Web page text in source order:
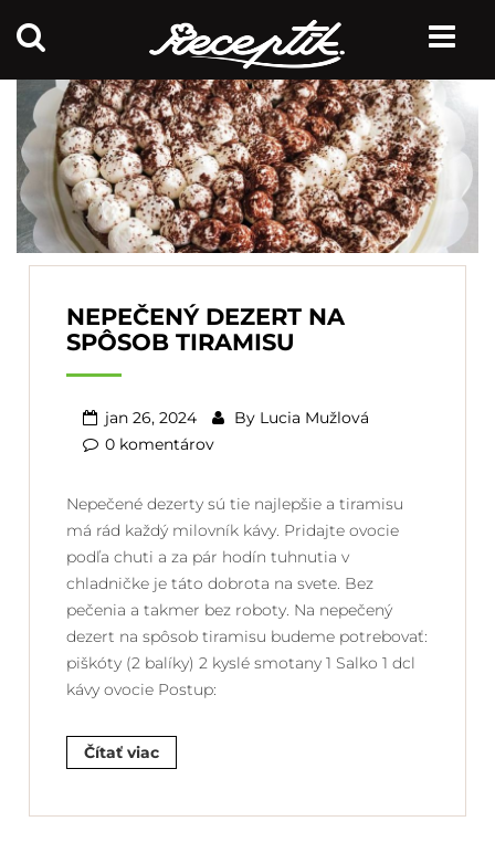
NEPEČENÝ DEZERT NA
SPÔSOB TIRAMISU
jan 26, 2024 By Lucia Mužlová
0 komentárov
Nepečené dezerty sú tie najlepšie a tiramisu
má rád každý milovník kávy. Pridajte ovocie
podľa chuti a za pár hodín tuhnutia v
chladničke je táto dobrota na svete. Bez
pečenia a takmer bez roboty. Na nepečený
dezert na spôsob tiramisu budeme potrebovať:
piškóty (2 balíky) 2 kyslé smotany 1 Salko 1 dcl
kávy ovocie Postup:
Čítať viac